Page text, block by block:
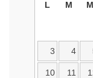
L M M
3 4
10 11